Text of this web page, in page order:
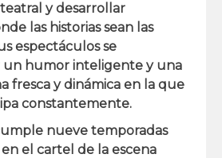
y desarrollar
las historias sean las
espectáculos se
un humor inteligente y una
fresca y dinámica en la que
constantemente.
nueve temporadas
el cartel de la escena